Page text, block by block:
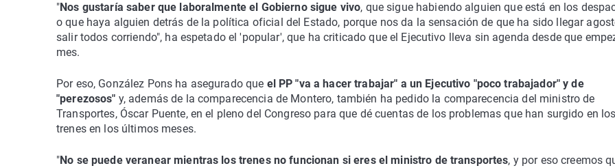
"Nos gustaría saber que laboralmente el Gobierno sigue vivo, que sigue habiendo alguien que está en los
o que haya alguien detrás de la política oficial del Estado, porque nos da la sensación de que ha sido llegar
salir todos corriendo", ha espetado el 'popular', que ha criticado que el Ejecutivo lleva sin agenda desde que
mes.
Por eso, González Pons ha asegurado que el PP "va a hacer trabajar" a un Ejecutivo "poco trabajador" y de
"perezosos" y, además de la comparecencia de Montero, también ha pedido la comparecencia del ministro de
Transportes, Óscar Puente, en el pleno del Congreso para que dé cuentas de los problemas que han surgido en los
trenes en los últimos meses.
"No se puede veranear mientras los trenes no funcionan si eres el ministro de transportes, y por eso creemos